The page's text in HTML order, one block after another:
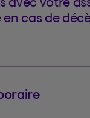
cas de